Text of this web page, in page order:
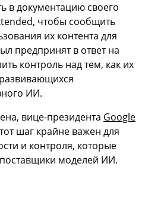
в документацию своего
чтобы сообщить
их контента для
предпринят в ответ на
контроль над тем, как их
ИИ.
вице-президента Google
шаг крайне важен для
и контроля, которые
моделей ИИ.